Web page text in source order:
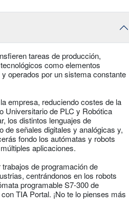
tareas de producción,
como elementos
operados por un sistema constante
empresa, reduciendo costes de la
Universitario de PLC y Robótica
los distintos lenguajes de
de señales digitales y analógicas y,
fondo los autómatas y robots
aplicaciones.
de programación de
centrándonos en los robots
programable S7-300 de
TIA Portal. ¡No te lo pienses más